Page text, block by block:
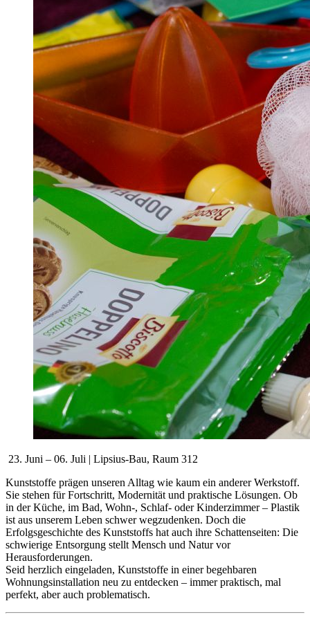
23. Juni – 06. Juli | Lipsius-Bau, Raum 312
Kunststoffe prägen unseren Alltag wie kaum ein anderer Werkstoff.
Sie stehen für Fortschritt, Modernität und praktische Lösungen. Ob
in der Küche, im Bad, Wohn-, Schlaf- oder Kinderzimmer – Plastik
ist aus unserem Leben schwer wegzudenken. Doch die
Erfolgsgeschichte des Kunststoffs hat auch ihre Schattenseiten: Die
schwierige Entsorgung stellt Mensch und Natur vor
Herausforderungen.
Seid herzlich eingeladen, Kunststoffe in einer begehbaren
Wohnungsinstallation neu zu entdecken – immer praktisch, mal
perfekt, aber auch problematisch.